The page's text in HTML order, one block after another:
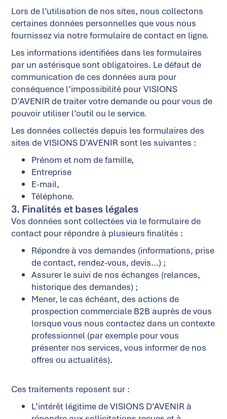
Lors de l’utilisation de nos sites, nous collectons
certaines données personnelles que vous nous
fournissez via notre formulaire de contact en ligne.
Les informations identifiées dans les formulaires
par un astérisque sont obligatoires. Le défaut de
communication de ces données aura pour
conséquence l’impossibilité pour VISIONS
D’AVENIR de traiter votre demande ou pour vous de
pouvoir utiliser l’outil ou le service.
Les données collectés depuis les formulaires des
sites de VISIONS D’AVENIR sont les suivantes :
Prénom et nom de famille,
Entreprise
E-mail,
Téléphone.
3. Finalités et bases légales
Vos données sont collectées via le formulaire de
contact pour répondre à plusieurs finalités :
Répondre à vos demandes (informations, prise
de contact, rendez-vous, devis…) ;
Assurer le suivi de nos échanges (relances,
historique des demandes) ;
Mener, le cas échéant, des actions de
prospection commerciale B2B auprès de vous
lorsque vous nous contactez dans un contexte
professionnel (par exemple pour vous
présenter nos services, vous informer de nos
offres ou actualités).
Ces traitements reposent sur :
L’intérêt légitime de VISIONS D’AVENIR à